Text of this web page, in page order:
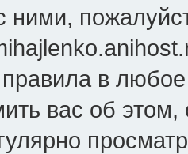
ними,
правила в
вас об